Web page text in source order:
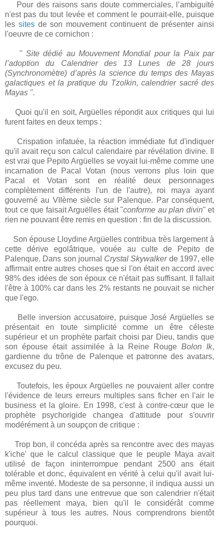
Pour des raisons sans doute commerciales, l’ambiguïté
n'est pas du tout levée et comment le pourrait-elle, puisque
les sitesde son mouvement continuent de présenter ainsi
l'oeuvre de ce cornichon :
" Site dédié au Mouvement Mondial pour la Paix par
l’adoption du Calendrier des 13 Lunes de 28 jours
(Synchronomètre) d’après la science du temps des Mayas
galactiques et la pratique du Tzolkin, calendrier sacré des
Mayas ".
Quoi qu'il en soit, Argüelles répondit aux critiques qui lui
furent faites en deux temps :
Crispation infatuée, la réaction immédiate fut d'indiquer
qu'il avait reçu son calcul calendaire par révélation divine. Il
est vrai que Pepito Argüelles se voyait lui-même comme une
incarnation de Pacal Votan (nous verrons plus loin que
Pacal et Votan sont en réalité deux personnages
complètement différents l'un de l'autre), roi maya ayant
gouverné au VIIème siècle sur Palenque. Par conséquent,
tout ce que faisait Arguëlles était "conforme au plan divin" et
rien ne pouvant être remis en question : fin de la discussion.
Son épouse Lloydine Argüelles contribua très largement à
cette dérive egolâtrique, vouée au culte de Pepito de
Palenque. Dans son journal Crystal Skywalkerde 1997, elle
affirmait entre autres choses que si l'on était en accord avec
98% des idées de son époux ce n'était pas suffisant. Il fallait
l'être à 100% car dans les 2% restants ne pouvait se nicher
que l'ego.
Belle inversion accusatoire, puisque José Argüelles se
présentait en toute simplicité comme un être céleste
supérieur et un prophète parfait choisi par Dieu, tandis que
son épouse était assimilée à la Reine RougeBolon Ik,
gardienne du trône de Palenque et patronne des avatars,
excusez du peu.
Toutefois, les époux Argüelles ne pouvaient aller contre
l'évidence de leurs erreurs multiples sans ficher en l'air le
business et la gloire. En 1998, c'est à contre-cœur que le
prophète psychorigide changea d'attitude pour s'ouvrir
modérément à un soupçon de critique :
Trop bon, il concéda après sa rencontre avec des mayas
k'iche' que le calcul classique que le peuple Maya avait
utilisé de façon ininterrompue pendant 2500 ans était
tolérable et donc, équivalent en vérité à celui qu'il avait lui-
même inventé. Modeste de sa personne, il indiqua aussi un
peu plus tard dans une entrevue que son calendrier n'était
pas réellement maya, bien qu'il le considérât comme
supérieur à tous les autres. Nous comprendrons bientôt
pourquoi.